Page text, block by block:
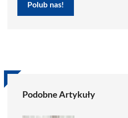
Polub nas!
Podobne Artykuły